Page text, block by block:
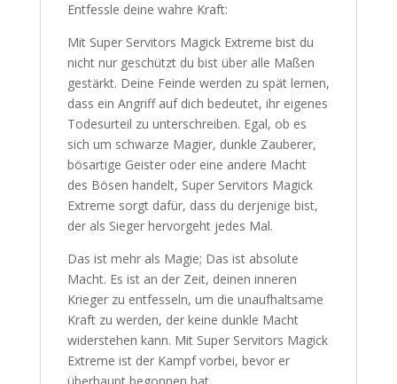
Entfessle deine wahre Kraft:
Mit Super Servitors Magick Extreme bist du
nicht nur geschützt du bist über alle Maßen
gestärkt. Deine Feinde werden zu spät lernen,
dass ein Angriff auf dich bedeutet, ihr eigenes
Todesurteil zu unterschreiben. Egal, ob es
sich um schwarze Magier, dunkle Zauberer,
bösartige Geister oder eine andere Macht
des Bösen handelt, Super Servitors Magick
Extreme sorgt dafür, dass du derjenige bist,
der als Sieger hervorgeht jedes Mal.
Das ist mehr als Magie; Das ist absolute
Macht. Es ist an der Zeit, deinen inneren
Krieger zu entfesseln, um die unaufhaltsame
Kraft zu werden, der keine dunkle Macht
widerstehen kann. Mit Super Servitors Magick
Extreme ist der Kampf vorbei, bevor er